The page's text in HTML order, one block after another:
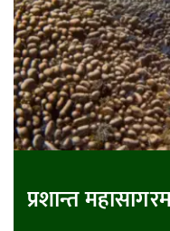
प्रशान्त